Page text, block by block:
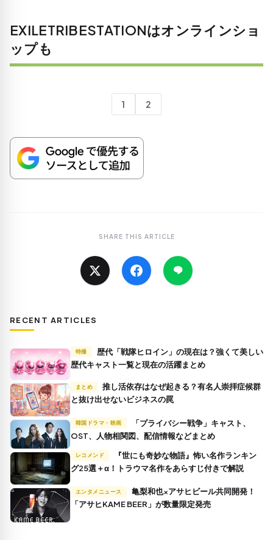
EXILETRIBESTATIONはオンラインショ
ップも
1 2
SHARE THIS ARTICLE
RECENT ARTICLES
特撮
歴代キャスト一覧と現在の活躍まとめ
まとめ
推し活依存はなぜ起きる？有名人崇拝症候群
と抜け出せないビジネスの罠
韓国ドラマ・映画
OST、人物相関図、配信情報などまとめ
レコメンド
グ25選＋α！トラウマ名作をあらすじ付きで解説
エンタメニュース
「アサヒKAME BEER」が数量限定発売